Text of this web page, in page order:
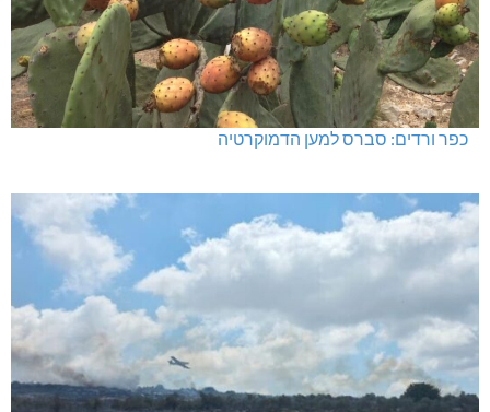
כפר ורדים: סברס למען הדמוקרטיה